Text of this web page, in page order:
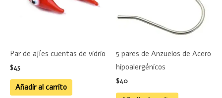
Par de ajíes cuentas de vidrio
$45
Añadir al carrito
5 pares de Anzuelos de Acero
hipoalergénicos
$40